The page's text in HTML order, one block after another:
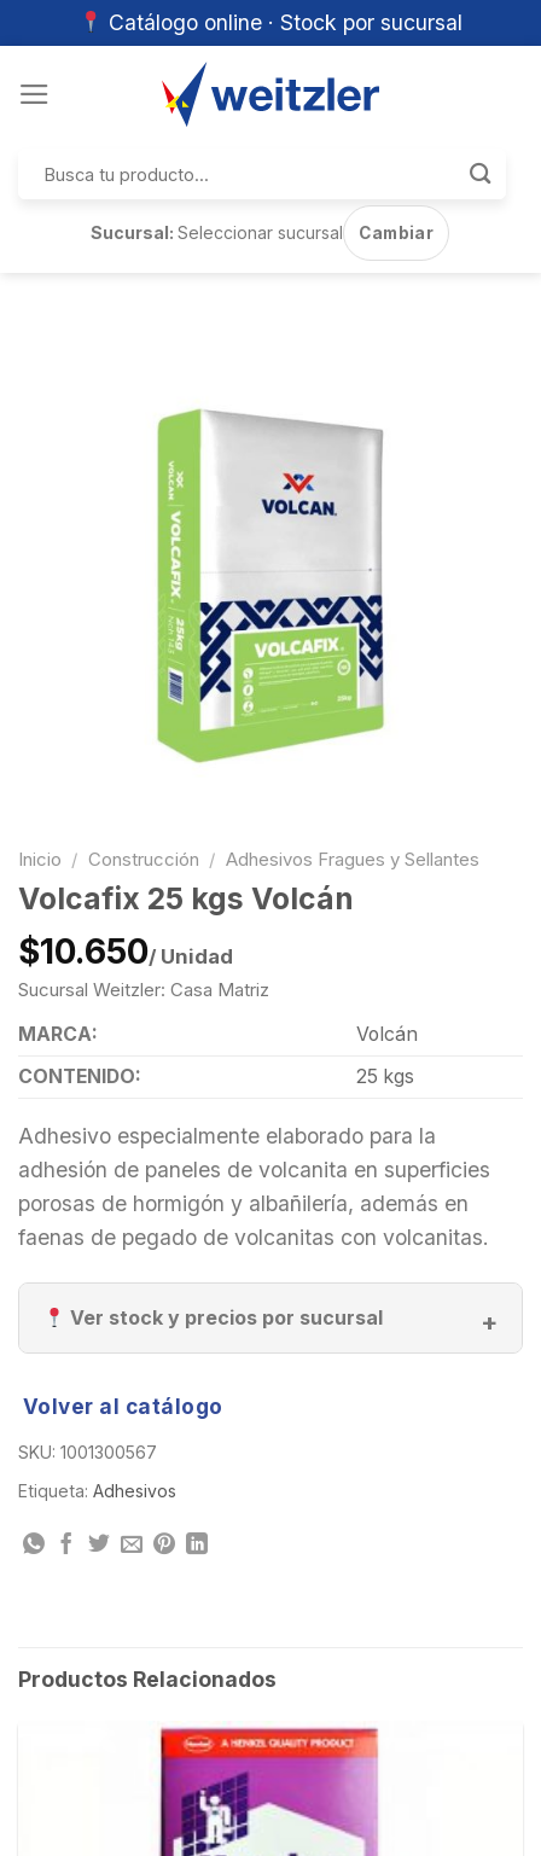
Catálogo online · Stock por sucursal
por:
Sucursal:Seleccionar sucursal Cambiar
Inicio / Construcción / Adhesivos Fragues y Sellantes
Volcafix 25 kgs Volcán
$10.650/ Unidad
Sucursal Weitzler: Casa Matriz
MARCA:
Volcán
CONTENIDO:
25 kgs
Adhesivo especialmente elaborado para la
adhesión de paneles de volcanita en superficies
porosas de hormigón y albañilería, además en
faenas de pegado de volcanitas con volcanitas.
Ver stock y precios por sucursal
Volver al catálogo
SKU: 1001300567
Etiqueta: Adhesivos
Productos Relacionados